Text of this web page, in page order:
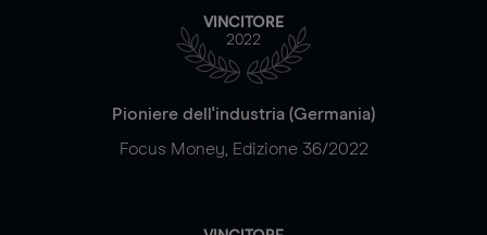
VINCITORE
2022
Pioniere dell'industria (Germania)
Focus Money, Edizione 36/2022